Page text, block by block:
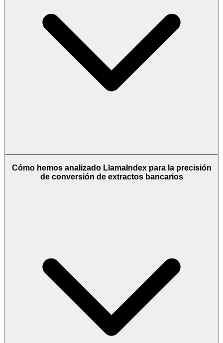
Cómo hemos analizado LlamaIndex para la precisión
de conversión de extractos bancarios